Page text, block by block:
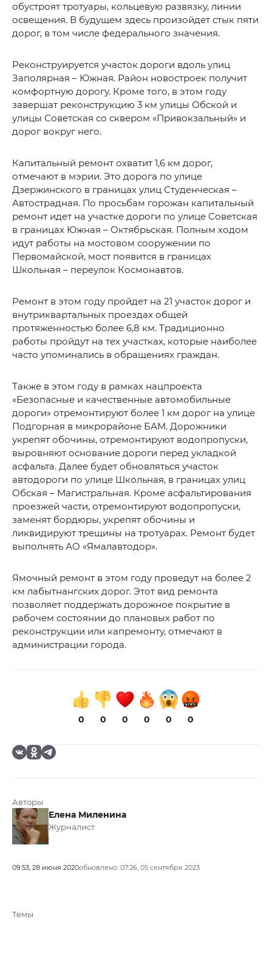
обустроят тротуары, кольцевую развязку, линии
освещения. В будущем здесь произойдет стык пяти
дорог, в том числе федерального значения.
Реконструируется участок дороги вдоль улиц
Заполярная – Южная. Район новостроек получит
комфортную дорогу. Кроме того, в этом году
завершат реконструкцию 3 км улицы Обской и
улицы Советская со сквером «Привокзальный» и
дорог вокруг него.
Капитальный ремонт охватит 1,6 км дорог,
отмечают в мэрии. Это дорога по улице
Дзержинского в границах улиц Студенческая –
Автострадная. По просьбам горожан капитальный
ремонт идет на участке дороги по улице Советская
в границах Южная – Октябрьская. Полным ходом
идут работы на мостовом сооружении по
Первомайской, мост появится в границах
Школьная – переулок Космонавтов.
Ремонт в этом году пройдет на 21 участок дорог и
внутриквартальных проездах общей
протяженностью более 6,8 км. Традиционно
работы пройдут на тех участках, которые наиболее
часто упоминались в обращениях граждан.
Также в этом году в рамках нацпроекта
«Безопасные и качественные автомобильные
дороги» отремонтируют более 1 км дорог на улице
Подгорная в микрорайоне БАМ. Дорожники
укрепят обочины, отремонтируют водопропуски,
выровняют основание дороги перед укладкой
асфальта. Далее будет обновляться участок
автодороги по улице Школьная, в границах улиц
Обская – Магистральная. Кроме асфальтирования
проезжей части, отремонтируют водопропуски,
заменят бордюры, укрепят обочины и
ликвидируют трещины на тротуарах. Ремонт будет
выполнять АО «Ямалавтодор».
Ямочный ремонт в этом году проведут на более 2
км лабытнангских дорог. Этот вид ремонта
позволяет поддержать дорожное покрытие в
рабочем состоянии до плановых работ по
реконструкции или капремонту, отмечают в
администрации города.
0 0 0 0 0 0
Авторы
Елена Миленина
Журналист
09:53, 28 июня 2020обновлено: 07:26, 05 сентября 2023
Темы